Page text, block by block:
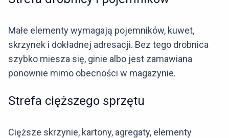
Małe elementy wymagają pojemników, kuwet,
skrzynek i dokładnej adresacji. Bez tego drobnica
szybko miesza się, ginie albo jest zamawiana
ponownie mimo obecności w magazynie.
Strefa cięższego sprzętu
Cięższe skrzynie, kartony, agregaty, elementy